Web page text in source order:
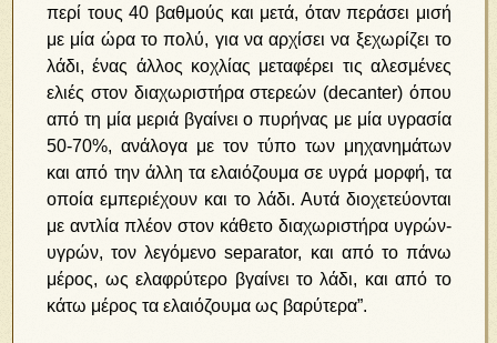
περί τους 40 βαθμούς και μετά, όταν περάσει μισή
με μία ώρα το πολύ, για να αρχίσει να ξεχωρίζει το
λάδι, ένας άλλος κοχλίας μεταφέρει τις αλεσμένες
ελιές στον διαχωριστήρα στερεών (decanter) όπου
από τη μία μεριά βγαίνει ο πυρήνας με μία υγρασία
50-70%, ανάλογα με τον τύπο των μηχανημάτων
και από την άλλη τα ελαιόζουμα σε υγρά μορφή, τα
οποία εμπεριέχουν και το λάδι. Αυτά διοχετεύονται
με αντλία πλέον στον κάθετο διαχωριστήρα υγρών-
υγρών, τον λεγόμενο separator, και από το πάνω
μέρος, ως ελαφρύτερο βγαίνει το λάδι, και από το
κάτω μέρος τα ελαιόζουμα ως βαρύτερα”.